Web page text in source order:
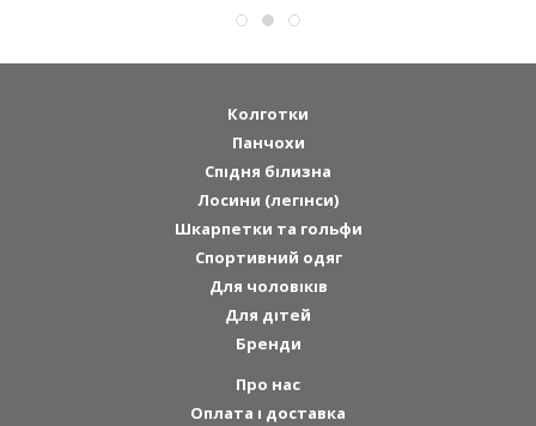
Колготки
Панчохи
Спідня білизна
Лосини (легінси)
Шкарпетки та гольфи
Спортивний одяг
Для чоловіків
Для дітей
Бренди
Про нас
Оплата і доставка